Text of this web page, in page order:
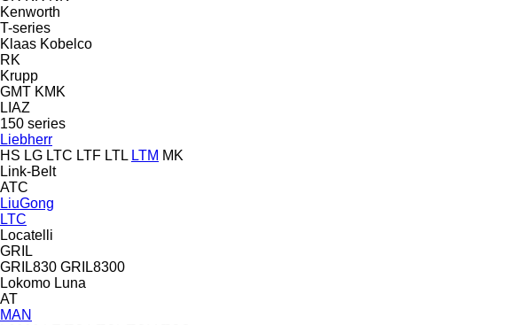
Kenworth
T-series
Klaas Kobelco
RK
Krupp
GMT KMK
LIAZ
150 series
Liebherr
HS LG LTC LTF LTL LTM MK
Link-Belt
ATC
LiuGong
LTC
Locatelli
GRIL
GRIL830 GRIL8300
Lokomo Luna
AT
MAN